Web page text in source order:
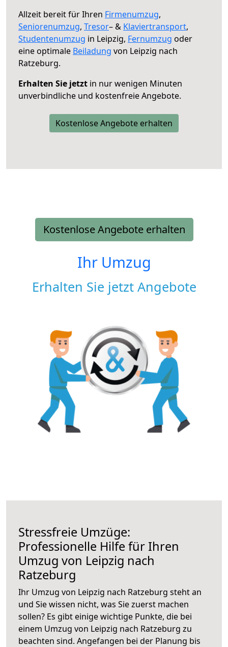
Allzeit bereit für Ihren Firmenumzug,
Seniorenumzug, Tresor– & Klaviertransport,
Studentenumzug in Leipzig, Fernumzug oder
eine optimale Beiladung von Leipzig nach
Ratzeburg.
Erhalten Sie jetzt in nur wenigen Minuten
unverbindliche und kostenfreie Angebote.
Kostenlose Angebote erhalten
Kostenlose Angebote erhalten
Ihr Umzug
Erhalten Sie jetzt Angebote
Stressfreie Umzüge:
Professionelle Hilfe für Ihren
Umzug von Leipzig nach
Ratzeburg
Ihr Umzug von Leipzig nach Ratzeburg steht an
und Sie wissen nicht, was Sie zuerst machen
sollen? Es gibt einige wichtige Punkte, die bei
einem Umzug von Leipzig nach Ratzeburg zu
beachten sind. Angefangen bei der Planung bis